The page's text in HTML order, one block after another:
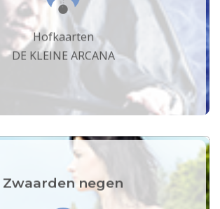
Hofkaarten
DE KLEINE ARCANA
Zwaarden negen